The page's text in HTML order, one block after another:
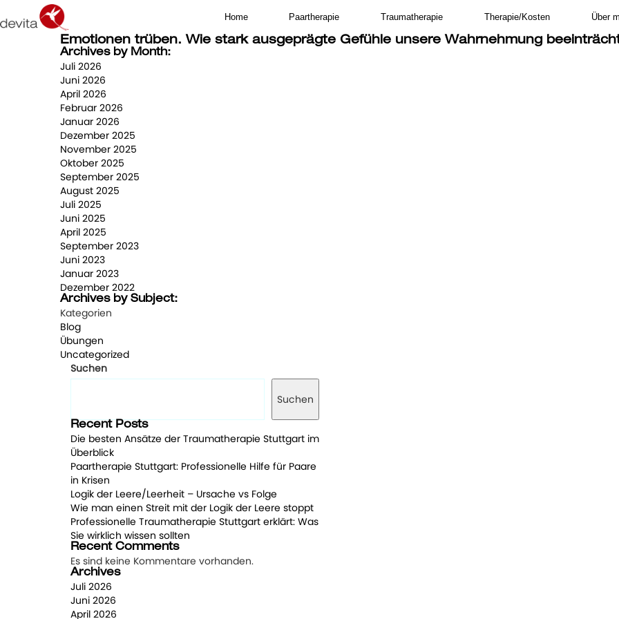
Home Paartherapie Traumatherapie Therapie/Kosten Über
Emotionen trüben. Wie stark ausgeprägte Gefühle unsere Wahrnehmung
Archives by Month:
Juli 2026
Juni 2026
April 2026
Februar 2026
Januar 2026
Dezember 2025
November 2025
Oktober 2025
September 2025
August 2025
Juli 2025
Juni 2025
April 2025
September 2023
Juni 2023
Januar 2023
Dezember 2022
Archives by Subject:
Kategorien
Blog
Übungen
Uncategorized
Suchen
Suchen
Recent Posts
Die besten Ansätze der Traumatherapie Stuttgart im
Überblick
Paartherapie Stuttgart: Professionelle Hilfe für Paare
in Krisen
Logik der Leere/Leerheit – Ursache vs Folge
Wie man einen Streit mit der Logik der Leere stoppt
Professionelle Traumatherapie Stuttgart erklärt: Was
Sie wirklich wissen sollten
Recent Comments
Es sind keine Kommentare vorhanden.
Archives
Juli 2026
Juni 2026
April 2026